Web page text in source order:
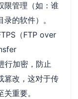
限管理（如：谁
的软件）。
（FTP over
行加密，防止
篡改，这对于传
重要。